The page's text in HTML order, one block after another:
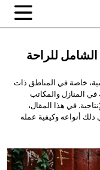
الشامل للراحة
خاصة في المناطق ذات
في المنازل والمكاتب
في هذا المقال،
أنواعه وكيفية عمله